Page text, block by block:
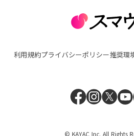
利用規約プライバシーポリシー推奨環
© KAYAC Inc. All Rights